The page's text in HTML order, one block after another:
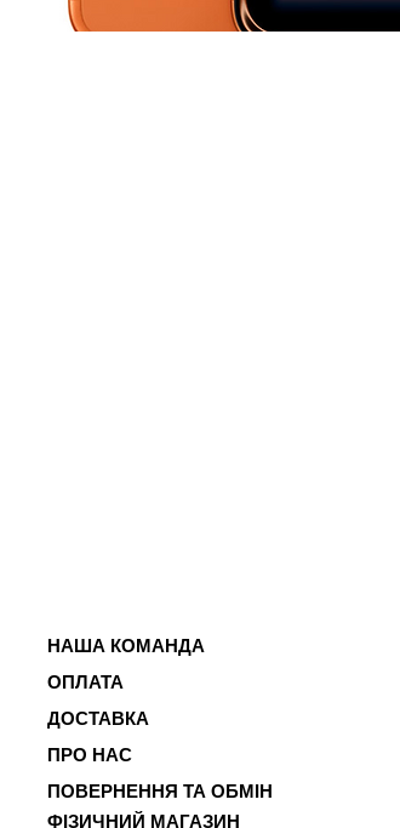
НАША КОМАНДА
ОПЛАТА
ДОСТАВКА
ПРО НАС
ПОВЕРНЕННЯ ТА ОБМІН
ФІЗИЧНИЙ МАГАЗИН